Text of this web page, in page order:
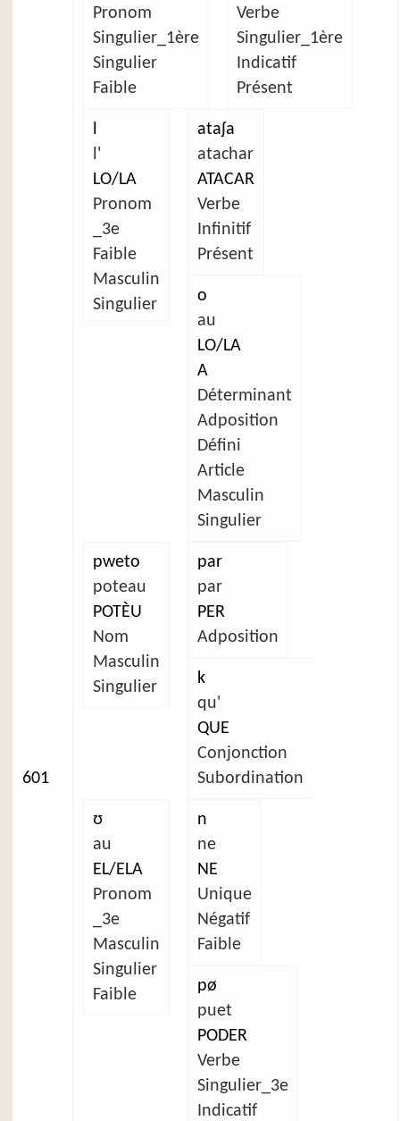
601
Pronom
Singulier_1ère
Singulier
Faible
Verbe
Singulier_1ère
Indicatif
Présent
l'
LO/LA
Pronom
_3e
Faible
Masculin
Singulier
ataʃa
atachar
ATACAR
Verbe
Infinitif
Présent
o
au
LO/LA
A
Déterminant
Adposition
Défini
Article
Masculin
Singulier
pweto
poteau
POTÈU
Nom
Masculin
Singulier
par
par
PER
Adposition
k
qu'
QUE
Conjonction
Subordination
ʊ
au
EL/ELA
Pronom
_3e
Masculin
Singulier
Faible
n
ne
NE
Unique
Négatif
Faible
pø
puet
PODER
Verbe
Singulier_3e
Indicatif